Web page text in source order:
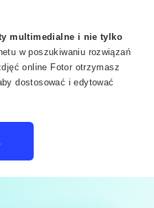
multimedialne i nie tylko
w poszukiwaniu rozwiązań
online Fotor otrzymasz
dostosować i edytować